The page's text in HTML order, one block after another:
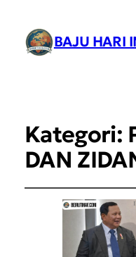
BAJU HARI
Kategori:
DAN